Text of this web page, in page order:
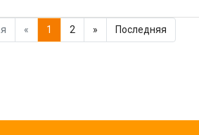
« 1 2 » Последняя